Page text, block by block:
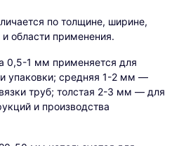
по толщине, ширине,
области применения.
0,5-1 мм применяется для
упаковки; средняя 1-2 мм —
труб; толстая 2-3 мм — для
и производства